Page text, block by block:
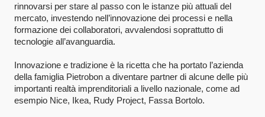
rinnovarsi per stare al passo con le istanze più attuali del
mercato, investendo nell’innovazione dei processi e nella
formazione dei collaboratori, avvalendosi soprattutto di
tecnologie all’avanguardia.
Innovazione e tradizione è la ricetta che ha portato l’azienda
della famiglia Pietrobon a diventare partner di alcune delle più
importanti realtà imprenditoriali a livello nazionale, come ad
esempio Nice, Ikea, Rudy Project, Fassa Bortolo.